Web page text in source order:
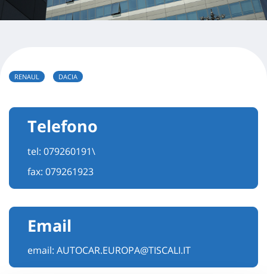
RENAUL DACIA
Telefono
tel: 079260191\
fax: 079261923
Email
email: AUTOCAR.EUROPA@TISCALI.IT